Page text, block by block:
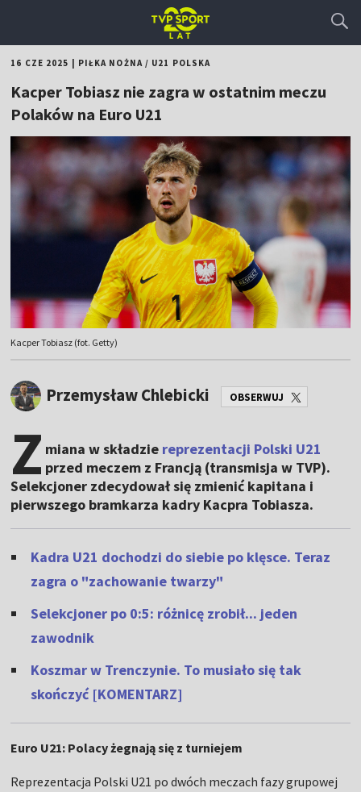
16 CZE 2025 PIŁKA NOŻNA/ U21 POLSKA
Kacper Tobiasz nie zagra w ostatnim meczu
Polaków na Euro U21
Kacper Tobiasz (fot. Getty)
Przemysław Chlebicki OBSERWUJ
Z miana w składzie reprezentacji Polski U21
przed meczem z Francją (transmisja w TVP).
Selekcjoner zdecydował się zmienić kapitana i
pierwszego bramkarza kadry Kacpra Tobiasza.
Kadra U21 dochodzi do siebie po klęsce. Teraz
zagra o "zachowanie twarzy"
Selekcjoner po 0:5: różnicę zrobił... jeden
zawodnik
Koszmar w Trenczynie. To musiało się tak
skończyć [KOMENTARZ]
Euro U21: Polacy żegnają się z turniejem
Reprezentacja Polski U21 po dwóch meczach fazy grupowej